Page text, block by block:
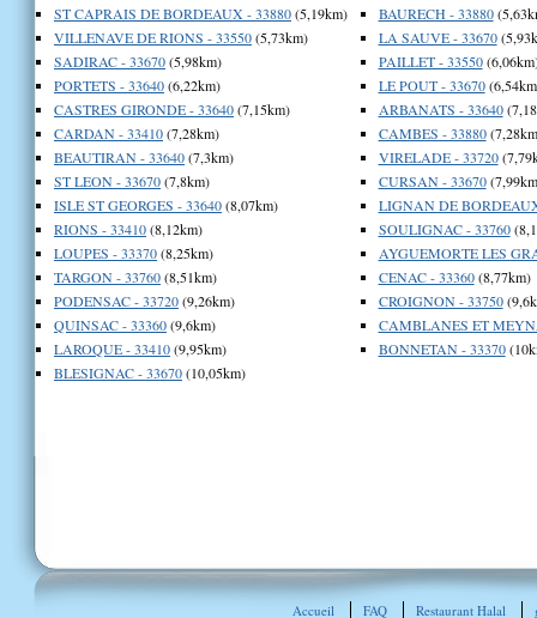
ST CAPRAIS DE BORDEAUX - 33880(5,19km)
VILLENAVE DE RIONS - 33550(5,73km)
SADIRAC - 33670(5,98km)
PORTETS - 33640(6,22km)
CASTRES GIRONDE - 33640(7,15km)
CARDAN - 33410(7,28km)
BEAUTIRAN - 33640(7,3km)
ST LEON - 33670(7,8km)
ISLE ST GEORGES - 33640(8,07km)
RIONS - 33410(8,12km)
LOUPES - 33370(8,25km)
TARGON - 33760(8,51km)
PODENSAC - 33720(9,26km)
QUINSAC - 33360(9,6km)
LAROQUE - 33410(9,95km)
BLESIGNAC - 33670(10,05km)
BAURECH - 33880
LA SAUVE - 33670
PAILLET - 33550
LE POUT - 33670
ARBANATS - 33640
CAMBES - 33880
VIRELADE - 33720
CURSAN - 33670
LIGNAN DE
SOULIGNAC - 33760
AYGUEMORTE LES
CENAC - 33360(8,77km)
CROIGNON - 33750
CAMBLANES ET
BONNETAN - 33370
Accueil FAQ Restaurant Halal